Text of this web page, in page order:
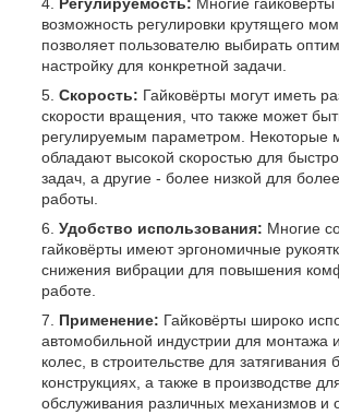
возможность регулировки крутящего
позволяет пользователю выбирать
настройку для конкретной задачи.
Скорость: Гайковёрты могут иметь
скорости вращения, что также может
регулируемым параметром. Некоторые
обладают высокой скоростью для
задач, а другие - более низкой для
работы.
Удобство использования: Многие
гайковёрты имеют эргономичные
снижения вибрации для повышения
работе.
Применение: Гайковёрты широко
автомобильной индустрии для монтажа
колес, в строительстве для затягивания
конструкциях, а также в производстве
обслуживания различных механизмов и